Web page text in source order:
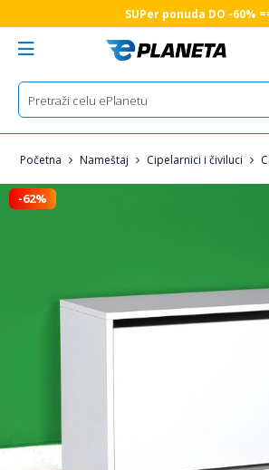
SUPer ponuda DO -60%
Početna Nameštaj Cipelarnici i čiviluci
-62%